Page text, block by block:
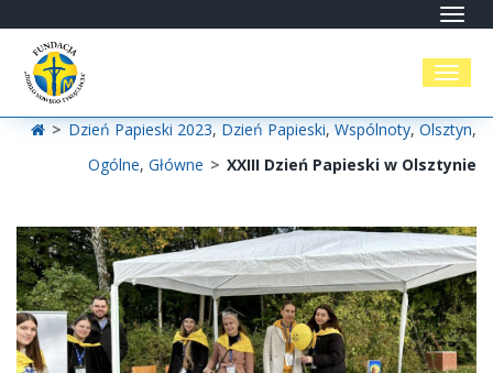
> Dzień Papieski 2023,Dzień Papieski,Wspólnoty,Olsztyn,
Ogólne, Główne > XXIII Dzień Papieski w Olsztynie